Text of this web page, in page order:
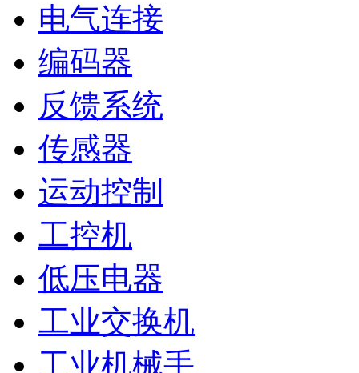
电气连接
编码器
反馈系统
传感器
运动控制
工控机
低压电器
工业交换机
工业机械手